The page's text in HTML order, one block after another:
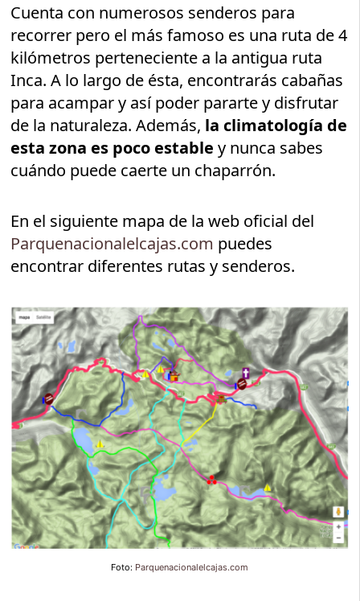
Cuenta con numerosos senderos para
recorrer pero el más famoso es una ruta de 4
kilómetros perteneciente a la antigua ruta
Inca. A lo largo de ésta, encontrarás cabañas
para acampar y así poder pararte y disfrutar
de la naturaleza. Además, la climatología de
esta zona es poco estable y nunca sabes
cuándo puede caerte un chaparrón.
En el siguiente mapa de la web oficial del
Parquenacionalelcajas.com puedes
encontrar diferentes rutas y senderos.
Foto: Parquenacionalelcajas.com